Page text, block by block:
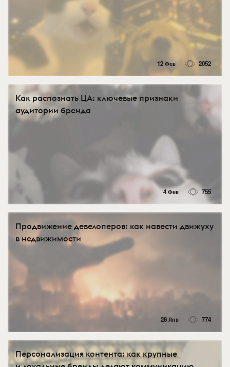
12 Фев 2052
Как распознать ЦА: ключевые признаки
аудитории бренда
4 Фев 755
Продвижение девелоперов: как навести движуху
в недвижимости
28 Янв 774
Персонализация контента: как крупные